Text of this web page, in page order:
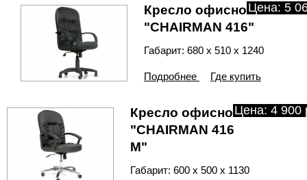
Цена: 5
Кресло офисное
"CHAIRMAN 416"
Габарит: 680 х 510 х 1240
Подробнее Где купить
Цена: 4 900
Кресло офисное
"CHAIRMAN 416
М"
Габарит: 600 х 500 х 1130